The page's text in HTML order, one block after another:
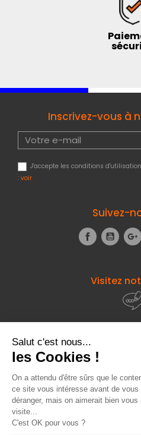
Inscrivez-vous à
J'accepte les conditions
: voir
Suivez-
Facebook
Visitez
À propos de
Fourniresto
Entre vous et